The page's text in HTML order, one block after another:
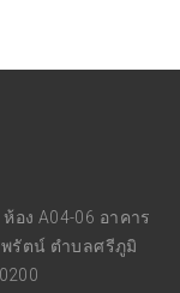
อง A04-06 อาคาร
รัตน์ ตำบลศรีภูมิ